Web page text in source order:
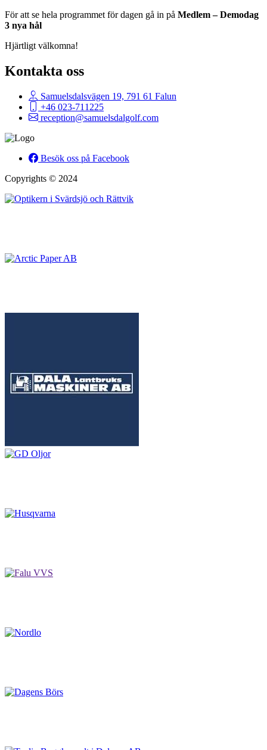
För att se hela programmet för dagen gå in på Medlem – Demodag
3 nya hål
Hjärtligt välkomna!
Kontakta oss
Samuelsdalsvägen 19, 791 61 Falun
+46 023-711225
reception@samuelsdalgolf.com
Besök oss på Facebook
Copyrights © 2024